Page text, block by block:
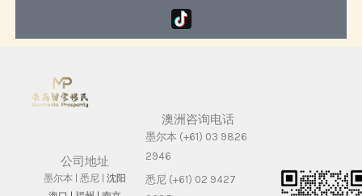
公司地址
墨尔本 | 悉尼 | 沈阳
澳洲咨询电话
墨尔本 (+61) 03 9826
2946
悉尼 (+61) 02 9427